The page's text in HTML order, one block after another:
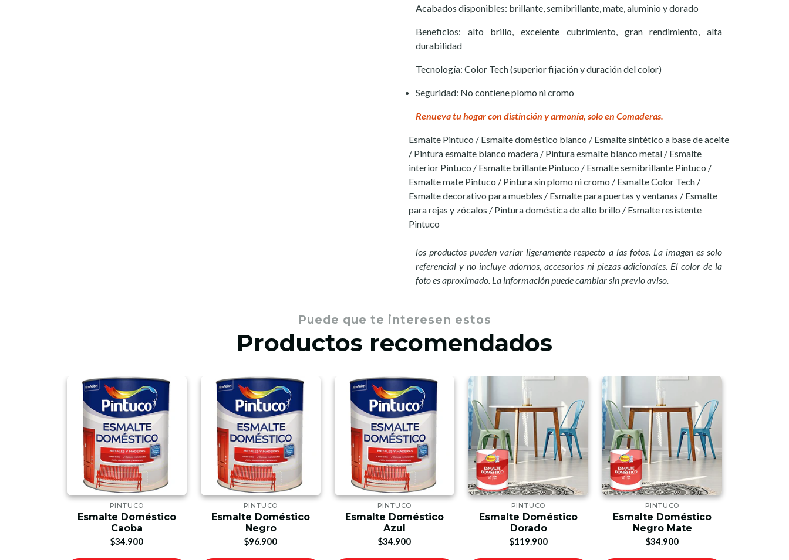
Acabados disponibles: brillante, semibrillante, mate, aluminio y dorado
Beneficios: alto brillo, excelente cubrimiento, gran rendimiento, alta
durabilidad
Tecnología: Color Tech (superior fijación y duración del color)
Seguridad: No contiene plomo ni cromo
Renueva tu hogar con distinción y armonía, solo en Comaderas.
Esmalte Pintuco / Esmalte doméstico blanco / Esmalte sintético a base de aceite
/ Pintura esmalte blanco madera / Pintura esmalte blanco metal / Esmalte
interior Pintuco / Esmalte brillante Pintuco / Esmalte semibrillante Pintuco /
Esmalte mate Pintuco / Pintura sin plomo ni cromo / Esmalte Color Tech /
Esmalte decorativo para muebles / Esmalte para puertas y ventanas / Esmalte
para rejas y zócalos / Pintura doméstica de alto brillo / Esmalte resistente
Pintuco
los productos pueden variar ligeramente respecto a las fotos. La imagen es solo
referencial y no incluye adornos, accesorios ni piezas adicionales. El color de la
foto es aproximado. La información puede cambiar sin previo aviso.
Puede que te interesen estos
Productos recomendados
PINTUCO
Esmalte Doméstico
Caoba
$34.900
PINTUCO
Esmalte Doméstico
Negro
$96.900
PINTUCO
Esmalte Doméstico
Azul
$34.900
PINTUCO
Esmalte Doméstico
Dorado
$119.900
PINTUCO
Esmalte Doméstico
Negro Mate
$34.900